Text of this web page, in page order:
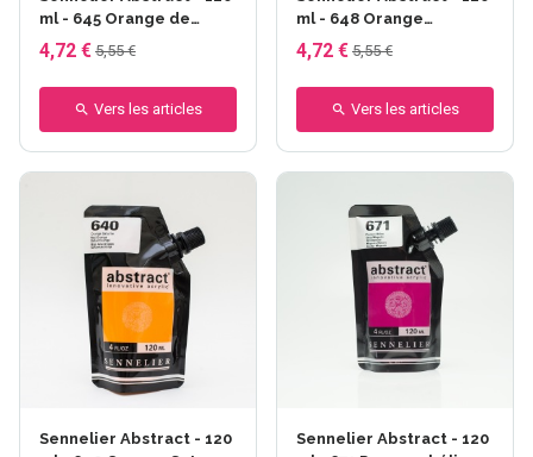
ml - 645 Orange de
chine
4,72 € 5,55 €
Vers les articles
ml - 648 Orange
fluorescent
4,72 € 5,55 €
Vers les articles
Sennelier Abstract - 120
Sennelier Abstract - 120